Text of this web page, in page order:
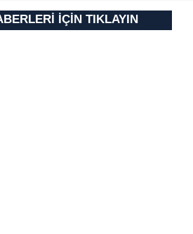
aşağıda yer alan panel
Çerezlere ilişkin detaylı bilgi
İÇİN TIKLAYIN